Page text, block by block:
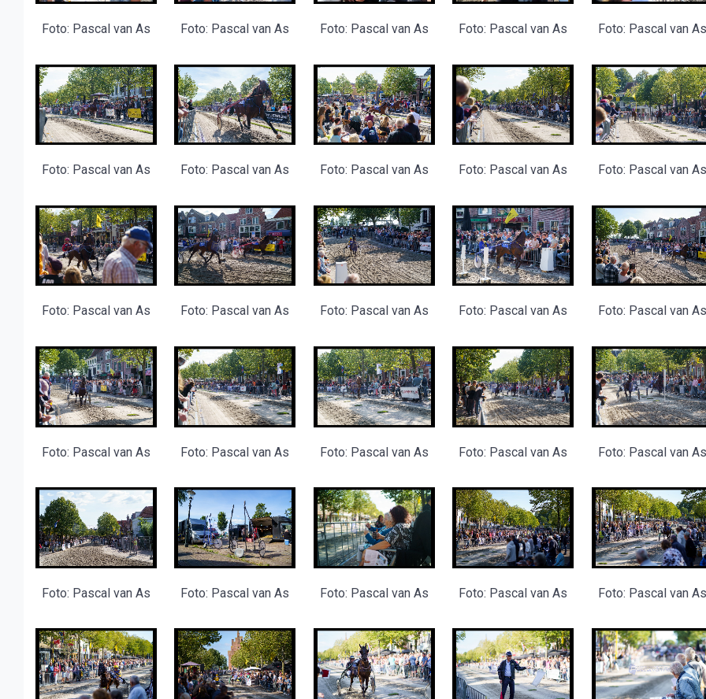
Foto: Pascal van As Foto: Pascal van As Foto: Pascal van As Foto: Pascal van As Foto: Pascal van As
Foto: Pascal van As Foto: Pascal van As Foto: Pascal van As Foto: Pascal van As Foto: Pascal van As
Foto: Pascal van As Foto: Pascal van As Foto: Pascal van As Foto: Pascal van As Foto: Pascal van As
Foto: Pascal van As Foto: Pascal van As Foto: Pascal van As Foto: Pascal van As Foto: Pascal van As
Foto: Pascal van As Foto: Pascal van As Foto: Pascal van As Foto: Pascal van As Foto: Pascal van As